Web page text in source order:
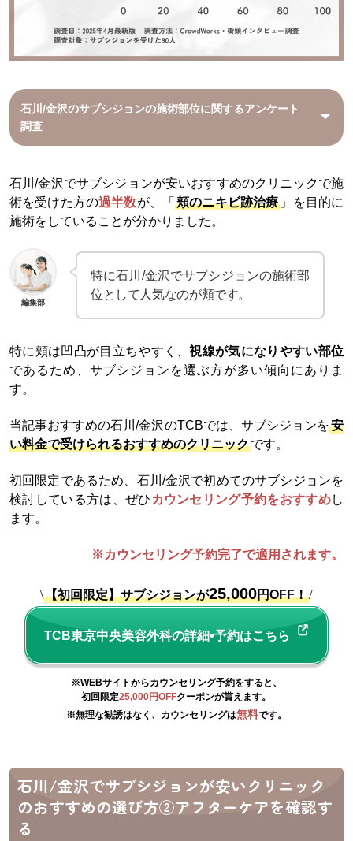
石川/金沢のサブシジョンの施術部位に関するアンケート
調査
石川/金沢でサブシジョンが安いおすすめのクリニックで施
術を受けた方の過半数が、「頬のニキビ跡治療 」を目的に
施術をしていることが分かりました。
編集部
特に石川/金沢でサブシジョンの施術部
位として人気なのが頬です。
特に頬は凹凸が目立ちやすく、視線が気になりやすい部位
であるため、サブシジョンを選ぶ方が多い傾向にありま
す。
当記事おすすめの石川/金沢のTCBでは、サブシジョンを安
い料金で受けられるおすすめのクリニックです。
初回限定であるため、石川/金沢で初めてのサブシジョンを
検討している方は、ぜひ カウンセリング予約をおすすめし
ます。
※カウンセリング予約完了で適用されます。
\【初回限定】サブシジョンが25,000円OFF！/
TCB東京中央美容外科の詳細•予約はこちら
※WEBサイトからカウンセリング予約をすると、
初回限定25,000円OFFクーポンが貰えます。
※無理な勧誘はなく、カウンセリングは無料です。
石川/金沢でサブシジョンが安いクリニック
のおすすめの選び方②アフターケアを確認す
る